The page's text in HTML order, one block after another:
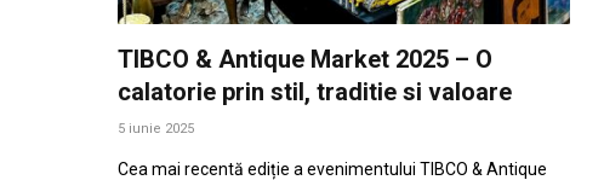
TIBCO & Antique Market 2025 – O
calatorie prin stil, traditie si valoare
5 iunie 2025
Cea mai recentă ediție a evenimentului TIBCO & Antique